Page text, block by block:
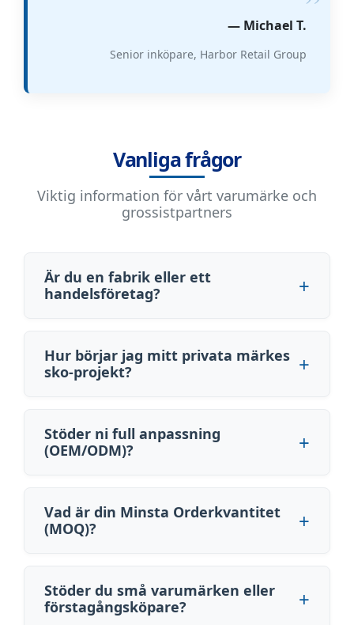
— Michael T.
Senior inköpare, Harbor Retail Group
Vanliga frågor
Viktig information för vårt varumärke och
grossistpartners
Är du en fabrik eller ett
handelsföretag?
Hur börjar jag mitt privata märkes
sko-projekt?
Stöder ni full anpassning
(OEM/ODM)?
Vad är din Minsta Orderkvantitet
(MOQ)?
Stöder du små varumärken eller
förstagångsköpare?